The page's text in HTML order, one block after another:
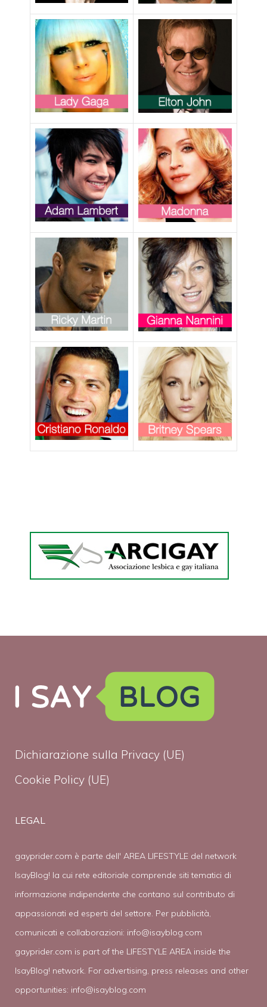
Dichiarazione sulla Privacy (UE)
Cookie Policy (UE)
LEGAL
gayprider.com è parte dell' AREA LIFESTYLE del network
IsayBlog! la cui rete editoriale comprende siti tematici di
informazione indipendente che contano sul contributo di
appassionati ed esperti del settore. Per pubblicità,
comunicati e collaborazioni: info@isayblog.com
gayprider.com is part of the LIFESTYLE AREA inside the
IsayBlog! network. For advertising, press releases and other
opportunities: info@isayblog.com